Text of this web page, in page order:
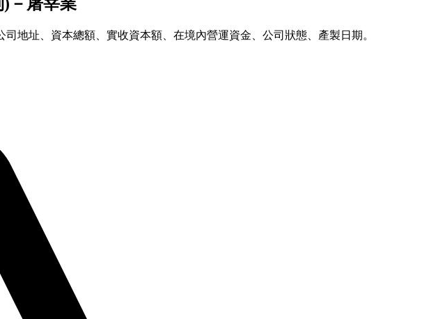
地址、資本總額、實收資本額、在境內營運資金、公司狀態、產製日期。